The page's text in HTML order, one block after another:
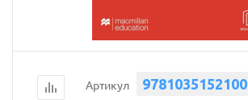
Артикул 9781035152100